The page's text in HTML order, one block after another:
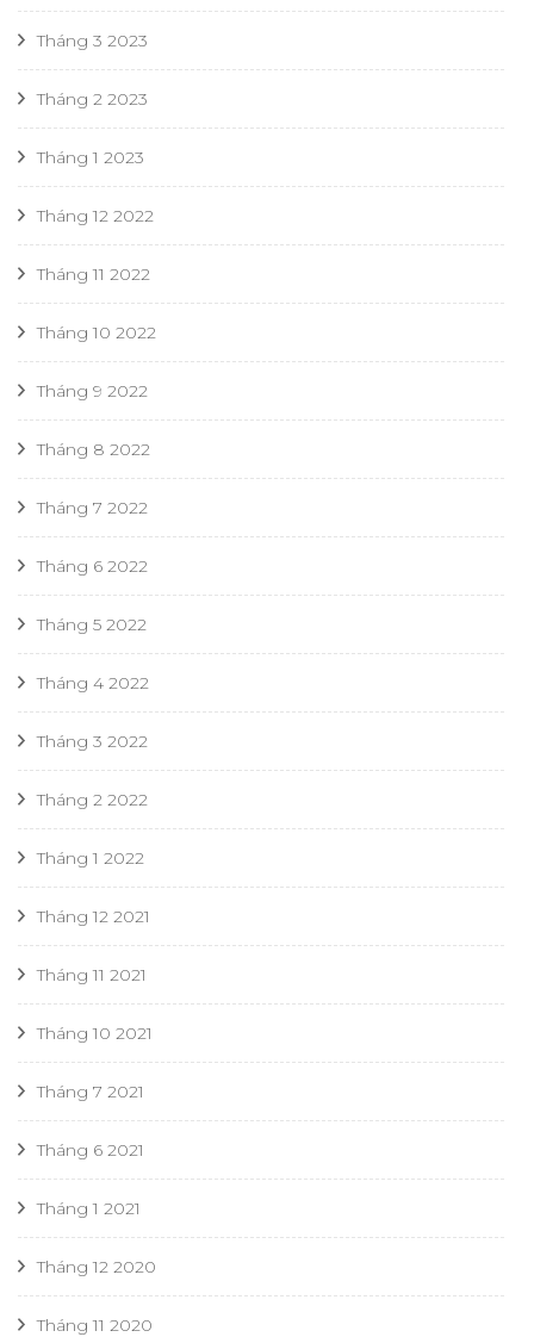
Tháng 3 2023
Tháng 2 2023
Tháng 1 2023
Tháng 12 2022
Tháng 11 2022
Tháng 10 2022
Tháng 9 2022
Tháng 8 2022
Tháng 7 2022
Tháng 6 2022
Tháng 5 2022
Tháng 4 2022
Tháng 3 2022
Tháng 2 2022
Tháng 1 2022
Tháng 12 2021
Tháng 11 2021
Tháng 10 2021
Tháng 7 2021
Tháng 6 2021
Tháng 1 2021
Tháng 12 2020
Tháng 11 2020